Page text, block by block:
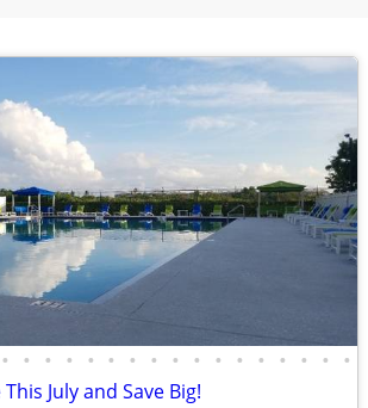
• • • • • • • • • • • • • • • • •
July and Save Big!